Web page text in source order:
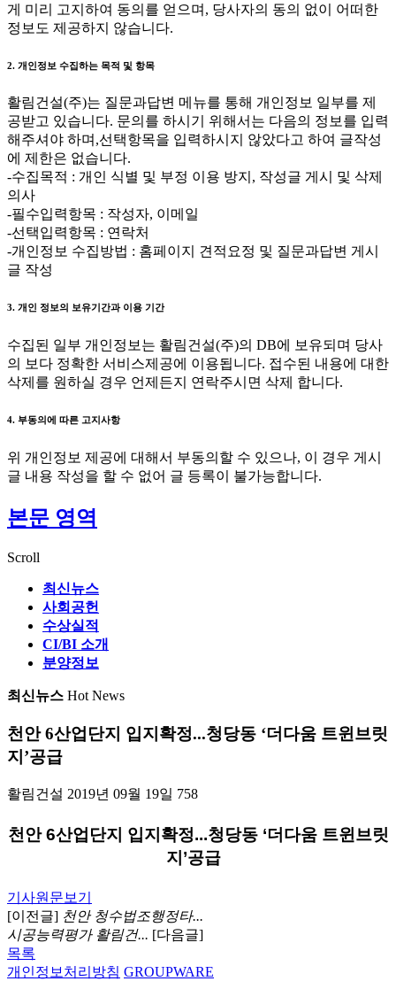
게 미리 고지하여 동의를 얻으며, 당사자의 동의 없이 어떠한
정보도 제공하지 않습니다.
2. 개인정보 수집하는 목적 및 항목
활림건설(주)는 질문과답변 메뉴를 통해 개인정보 일부를 제
공받고 있습니다. 문의를 하시기 위해서는 다음의 정보를 입력
해주셔야 하며,선택항목을 입력하시지 않았다고 하여 글작성
에 제한은 없습니다.
-수집목적 : 개인 식별 및 부정 이용 방지, 작성글 게시 및 삭제
의사
-필수입력항목 : 작성자, 이메일
-선택입력항목 : 연락처
-개인정보 수집방법 : 홈페이지 견적요정 및 질문과답변 게시
글 작성
3. 개인 정보의 보유기간과 이용 기간
수집된 일부 개인정보는 활림건설(주)의 DB에 보유되며 당사
의 보다 정확한 서비스제공에 이용됩니다. 접수된 내용에 대한
삭제를 원하실 경우 언제든지 연락주시면 삭제 합니다.
4. 부동의에 따른 고지사항
위 개인정보 제공에 대해서 부동의할 수 있으나, 이 경우 게시
글 내용 작성을 할 수 없어 글 등록이 불가능합니다.
본문 영역
Scroll
최신뉴스
사회공헌
수상실적
CI/BI 소개
분양정보
최신뉴스 Hot News
천안 6산업단지 입지확정...청당동 ‘더다움 트윈브릿
지’공급
활림건설 2019년 09월 19일 758
천안 6산업단지 입지확정...청당동 ‘더다움 트윈브릿
지’공급
기사원문보기
[이전글] 천안 청수법조행정타...
시공능력평가 활림건... [다음글]
목록
개인정보처리방침 GROUPWARE